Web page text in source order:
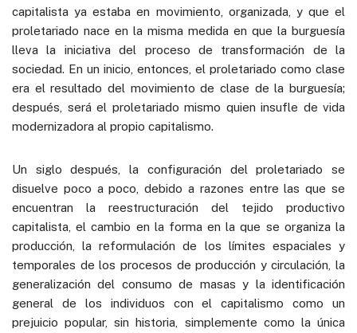
capitalista ya estaba en movimiento, organizada, y que el
proletariado nace en la misma medida en que la burguesía
lleva la iniciativa del proceso de transformación de la
sociedad. En un inicio, entonces, el proletariado como clase
era el resultado del movimiento de clase de la burguesía;
después, será el proletariado mismo quien insufle de vida
modernizadora al propio capitalismo.
Un siglo después, la configuración del proletariado se
disuelve poco a poco, debido a razones entre las que se
encuentran la reestructuración del tejido productivo
capitalista, el cambio en la forma en la que se organiza la
producción, la reformulación de los límites espaciales y
temporales de los procesos de producción y circulación, la
generalización del consumo de masas y la identificación
general de los individuos con el capitalismo como un
prejuicio popular, sin historia, simplemente como la única